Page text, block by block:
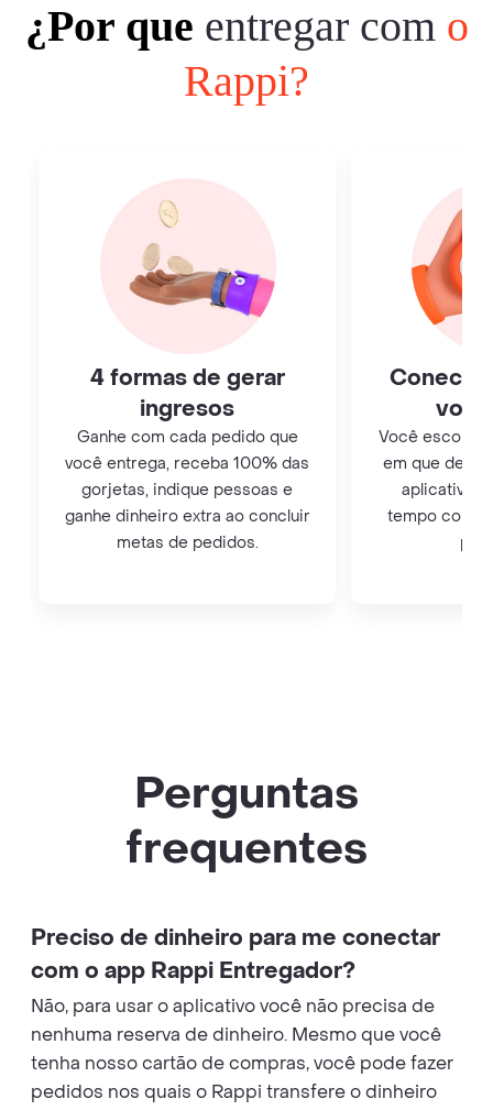
¿Por que entregar com o
Rappi?
4 formas de gerar
ingresos
Ganhe com cada pedido que
você entrega, receba 100% das
gorjetas, indique pessoas e
ganhe dinheiro extra ao concluir
metas de pedidos.
Você escolhe
em que
aplicativo.
tempo como
Perguntas
frequentes
Preciso de dinheiro para me conectar
com o app Rappi Entregador?
Não, para usar o aplicativo você não precisa de
nenhuma reserva de dinheiro. Mesmo que você
tenha nosso cartão de compras, você pode fazer
pedidos nos quais o Rappi transfere o dinheiro